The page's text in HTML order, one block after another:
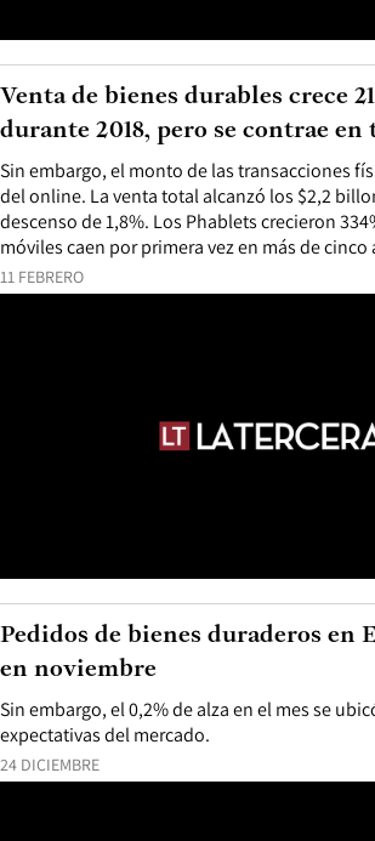
11 FEBRERO
Sin embargo, el monto de las transacciones
del online. La venta total alcanzó los $2,2
descenso de 1,8%. Los Phablets crecieron
móviles caen por primera vez en más de cinco
Venta de bienes durables crece
durante 2018, pero se contrae en
24 DICIEMBRE
Sin embargo, el 0,2% de alza en el mes se
expectativas del mercado.
Pedidos de bienes duraderos en
en noviembre